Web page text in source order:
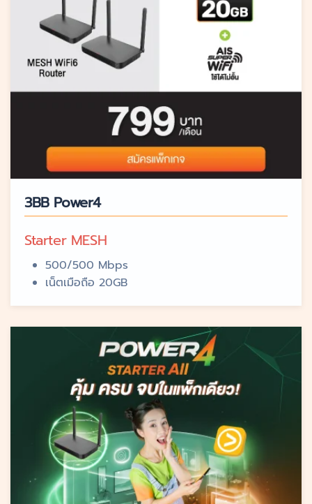
3BB Power4
Starter MESH
500/500 Mbps
เน็ตเมือถือ 20GB